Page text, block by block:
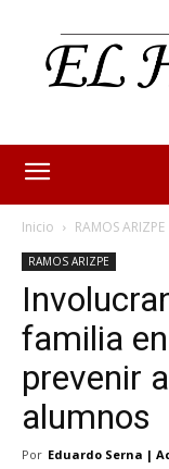
Inicio RAMOS ARIZPE
RAMOS ARIZPE
familia
prevenir
alumnos
Por Eduardo Serna |